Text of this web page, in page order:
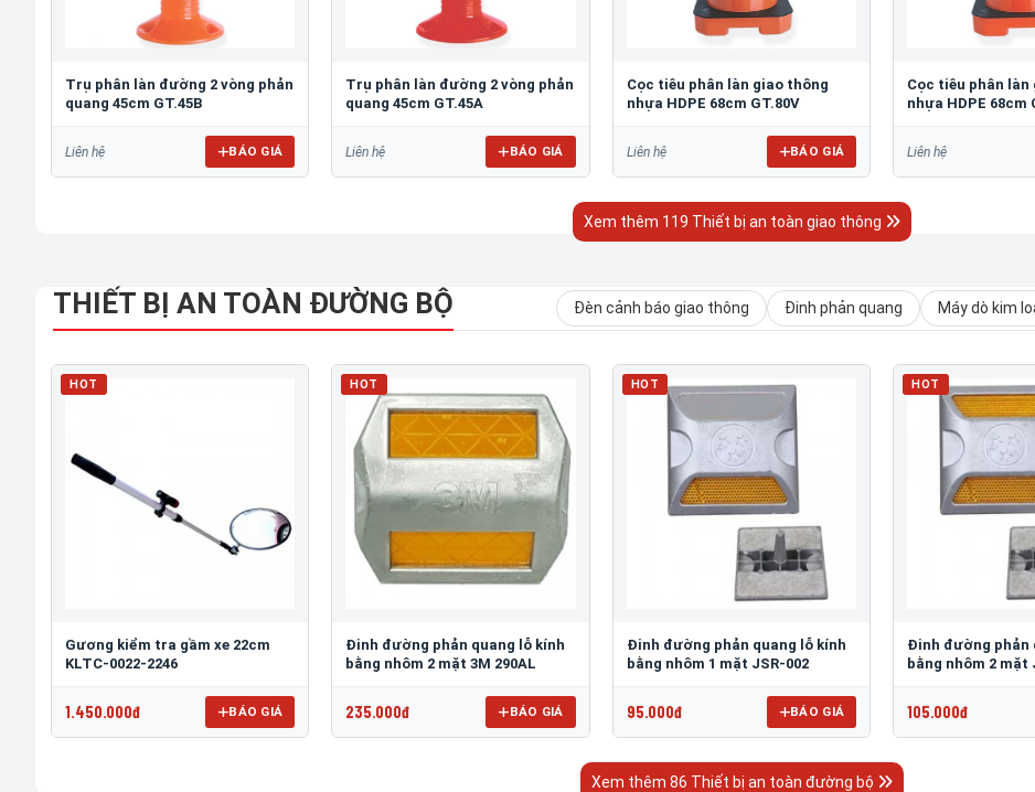
Trụ phân làn đường 2 vòng phản
quang 45cm GT.45B
Liên hệ BÁO GIÁ
Trụ phân làn đường 2 vòng phản
quang 45cm GT.45A
Liên hệ BÁO GIÁ
Cọc tiêu phân làn giao thông
nhựa HDPE 68cm GT.80V
Liên hệ BÁO GIÁ
Cọc tiêu phân làn
nhựa HDPE 68cm
Liên hệ
Xem thêm 119 Thiết bị an toàn giao thông
THIẾT BỊ AN TOÀN ĐƯỜNG BỘ Đèn cảnh báo giao thông Đinh phản quang Máy dò kim
HOT
Gương kiểm tra gầm xe 22cm
KLTC-0022-2246
1.450.000đ BÁO GIÁ
HOT
Đinh đường phản quang lỗ kính
bằng nhôm 2 mặt 3M 290AL
235.000đ BÁO GIÁ
HOT
Đinh đường phản quang lỗ kính
bằng nhôm 1 mặt JSR-002
95.000đ BÁO GIÁ
HOT
Đinh đường phản
bằng nhôm 2 mặt
105.000đ
Xem thêm 86 Thiết bị an toàn đường bộ